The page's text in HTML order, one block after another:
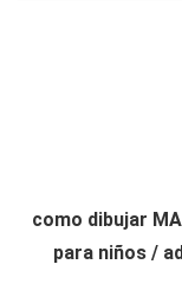
como dibujar
para niños /